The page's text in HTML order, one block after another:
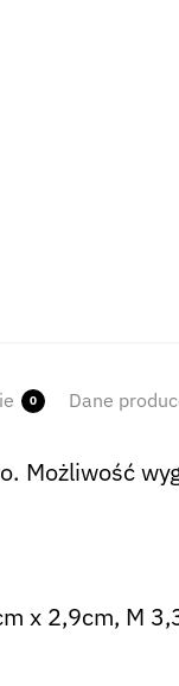
0 Dane
Możliwość
x 2,9cm, M